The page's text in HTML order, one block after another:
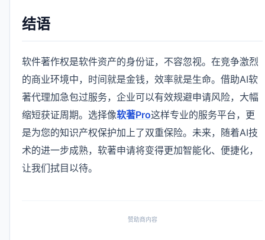
结语
软件著作权是软件资产的身份证，不容忽视。在竞争激烈
的商业环境中，时间就是金钱，效率就是生命。借助AI软
著代理加急包过服务，企业可以有效规避申请风险，大幅
缩短获证周期。选择像软著Pro这样专业的服务平台，更
是为您的知识产权保护加上了双重保险。未来，随着AI技
术的进一步成熟，软著申请将变得更加智能化、便捷化，
让我们拭目以待。
赞助商内容